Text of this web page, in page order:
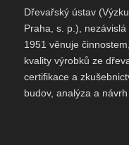
Dřevařský ústav
Praha, s. p.),
1951 věnuje
kvality výrobků ze
certifikace a
budov, analýza a